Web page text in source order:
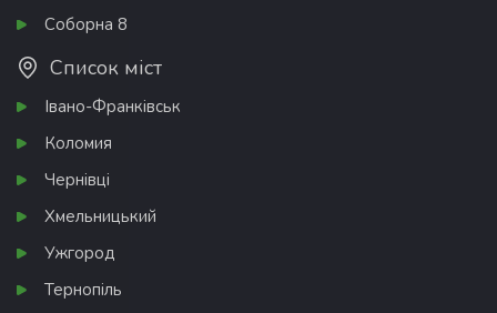
Соборна 8
Список міст
Івано-Франківськ
Коломия
Чернівці
Хмельницький
Ужгород
Тернопіль